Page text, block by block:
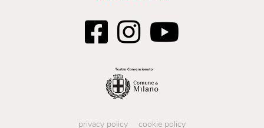
privacy policy cookie policy